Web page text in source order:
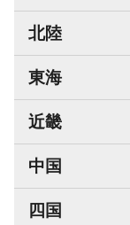
北陸
東海
近畿
中国
四国